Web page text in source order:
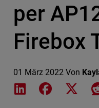
per
Firebox
01 März 2022 Von
Share on LinkedIn
Share on